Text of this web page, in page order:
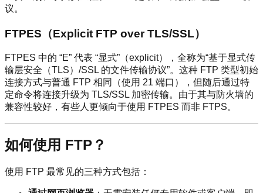
议。
FTPES（Explicit FTP over TLS/SSL）
FTPES 中的 “E” 代表 “显式”（explicit），全称为“基于显式传
输层安全（TLS）/SSL 的文件传输协议”。这种 FTP 类型初始
连接方式与普通 FTP 相同（使用 21 端口），但随后通过特
定命令将连接升级为 TLS/SSL 加密传输。由于其与防火墙的
兼容性较好，有些人更倾向于使用 FTPES 而非 FTPS。
如何使用 FTP？
使用 FTP 最常见的三种方式包括：